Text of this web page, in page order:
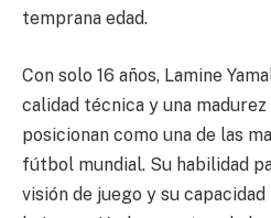
temprana edad.
Con solo 16 años, Lamine
calidad técnica y una
posicionan como una de las
fútbol mundial. Su habilidad
visión de juego y su